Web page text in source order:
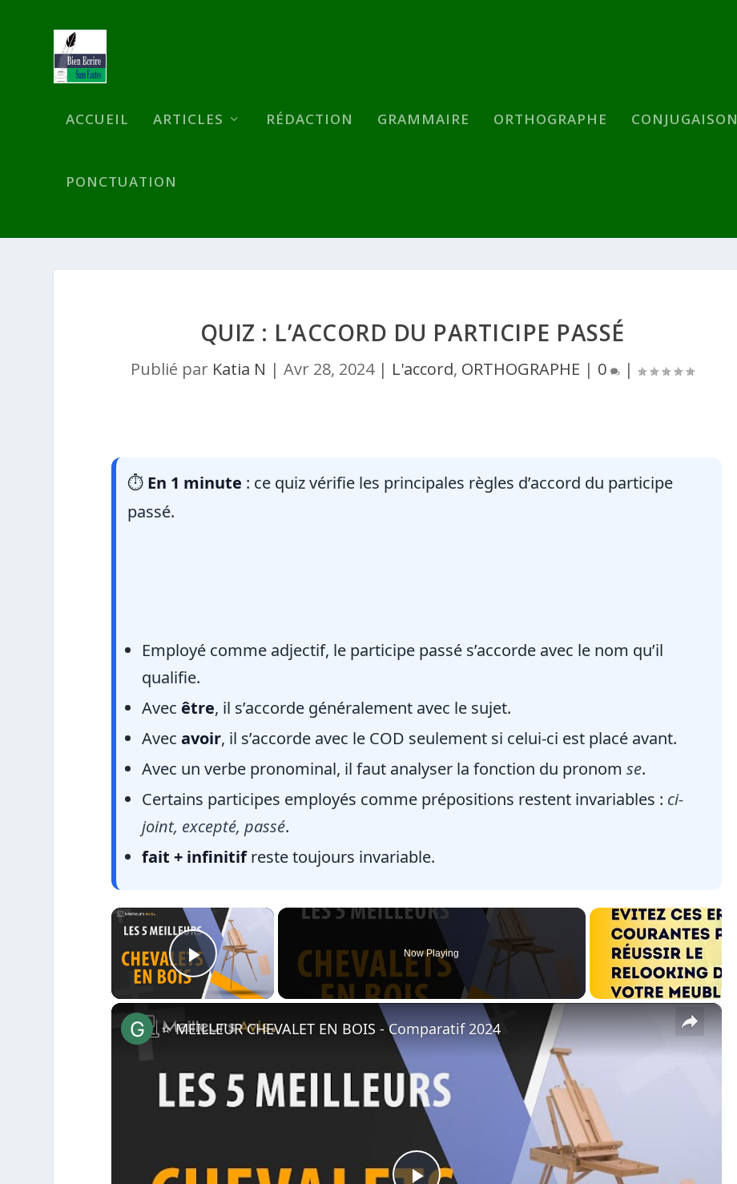
ACCUEIL ARTICLES RÉDACTION GRAMMAIRE ORTHOGRAPHE CONJUGAISON
PONCTUATION
QUIZ : L’ACCORD DU PARTICIPE PASSÉ
Publié par Katia N |Avr 28, 2024| L'accord, ORTHOGRAPHE | 0 |
⏱️ En 1 minute : ce quiz vérifie les principales règles d’accord du participe
passé.
Employé comme adjectif, le participe passé s’accorde avec le nom qu’il
qualifie.
Avec être, il s’accorde généralement avec le sujet.
Avecavoir, il s’accorde avec le COD seulement si celui-ci est placé avant.
Avec un verbe pronominal, il faut analyser la fonction du pronomse.
Certains participes employés comme prépositions restent invariables : ci-
joint, excepté, passé.
fait + infinitifreste toujours invariable.
×
Play Video
Now Playing
×
⭐️ MEILLEUR CHEVALET EN BOIS - Comparatif 2024